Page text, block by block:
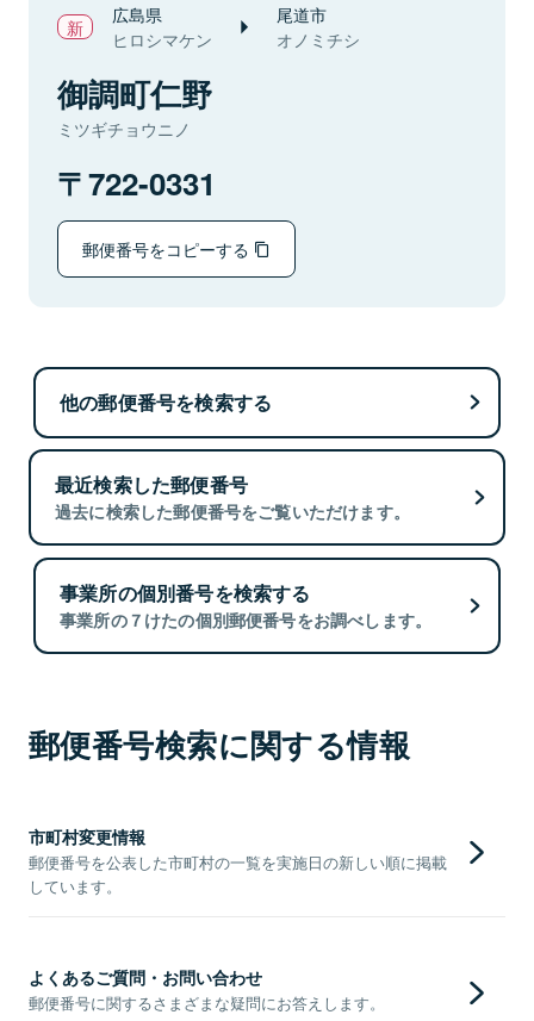
広島県
ヒロシマケン
尾道市
オノミチシ
御調町仁野
ミツギチョウニノ
722-0331
郵便番号をコピーする
他の郵便番号を検索する
最近検索した郵便番号
過去に検索した郵便番号をご覧いただけます。
事業所の個別番号を検索する
事業所の７けたの個別郵便番号をお調べします。
郵便番号検索に関する情報
市町村変更情報
郵便番号を公表した市町村の一覧を実施日の新しい順に掲載
しています。
よくあるご質問・お問い合わせ
郵便番号に関するさまざまな疑問にお答えします。